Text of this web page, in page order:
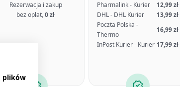
Rezerwacja i zakup
bez opłat,0 zł
Pharmalink - Kurier
12,99 zł
DHL - DHL Kurier
13,99 zł
Poczta Polska -
Thermo
16,99 zł
InPost Kurier - Kurier 17,99 zł
plików